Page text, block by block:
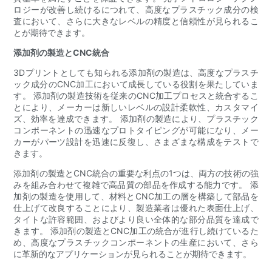
ロジーが改善し続けるにつれて、高度なプラスチック成分の検
査において、さらに大きなレベルの精度と信頼性が見られるこ
とが期待できます。
添加剤の製造とCNC統合
3Dプリントとしても知られる添加剤の製造は、高度なプラスチ
ック成分のCNC加工において成長している役割を果たしていま
す。 添加剤の製造技術を従来のCNC加工プロセスと統合するこ
とにより、メーカーは新しいレベルの設計柔軟性、カスタマイ
ズ、効率を達成できます。 添加剤の製造により、プラスチック
コンポーネントの迅速なプロトタイピングが可能になり、メー
カーがパーツ設計を迅速に反復し、さまざまな構成をテストで
きます。
添加剤の製造とCNC統合の重要な利点の1つは、両方の技術の強
みを組み合わせて複雑で高品質の部品を作成する能力です。 添
加剤の製造を使用して、材料とCNC加工の層を構築して部品を
仕上げて改良することにより、製造業者は優れた表面仕上げ、
タイトな許容範囲、およびより良い全体的な部分品質を達成で
きます。 添加剤の製造とCNC加工の統合が進行し続けているた
め、高度なプラスチックコンポーネントの生産において、さら
に革新的なアプリケーションが見られることが期待できます。